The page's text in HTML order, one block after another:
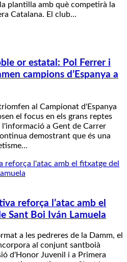
plantilla amb què competirà la
Catalana. El club…
or estatal: Pol Ferrer i
campions d’Espanya a
al Campionat d'Espanya
el focus en els grans reptes
a Gent de Carrer
demostrant que és una
reforça l’atac amb el
Sant Boi Iván Lamuela
a les pedreres de la Damm, el
al conjunt santboià
d'Honor Juvenil i a Primera